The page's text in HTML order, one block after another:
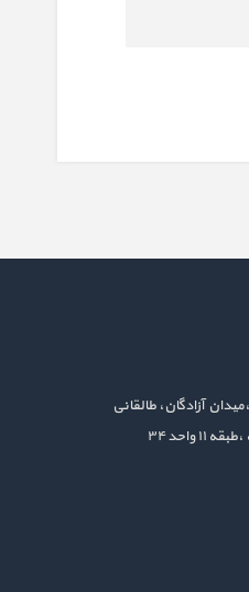
آزادگان، طالقانی
واحد ۳۴